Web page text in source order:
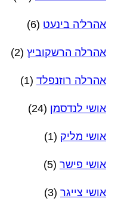
אהרל'ה בינעט (6)
אהרלה הרשקוביץ (2)
אהרלה רוזנפלד (1)
אושי לנדסמן (24)
אושי מליק (1)
אושי פישר (5)
אושי צייגר (3)